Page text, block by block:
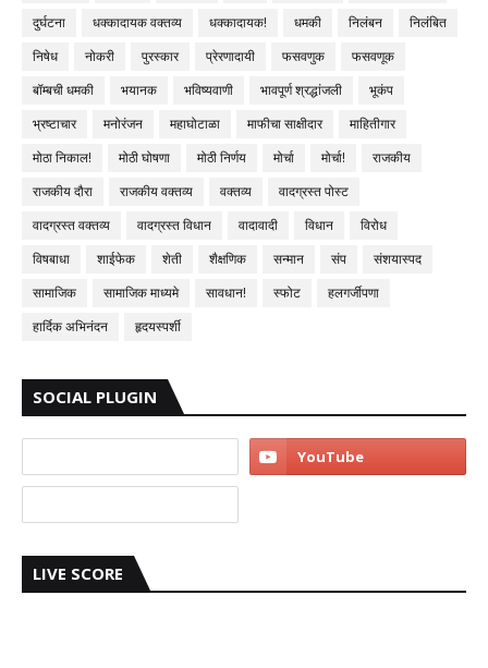
दुर्घटना
धक्कादायक वक्तव्य धक्कादायक! धमकी निलंबन
निलंबित
निषेध
नोकरी पुरस्कार प्रेरणादायी फसवणुक
फसवणूक
बॉम्बची धमकी
भयानक भविष्यवाणी भावपूर्ण श्रद्धांजली
भूकंप
भ्रष्टाचार
मनोरंजन महाघोटाळा माफीचा साक्षीदार
माहितीगार
मोठा निकाल!
मोठी घोषणा मोठी निर्णय मोर्चा मोर्चा!
राजकीय
राजकीय दौरा
राजकीय वक्तव्य वक्तव्य
वादग्रस्त पोस्ट
वादग्रस्त वक्तव्य
वादग्रस्त विधान वादावादी विधान
विरोध
विषबाधा
शाईफेक शेती शैक्षणिक सन्मान संप
संशयास्पद
सामाजिक
सामाजिक माध्यमे सावधान! स्फोट
हलगर्जीपणा
हार्दिक अभिनंदन
हृदयस्पर्शी
SOCIAL PLUGIN
LIVE SCORE